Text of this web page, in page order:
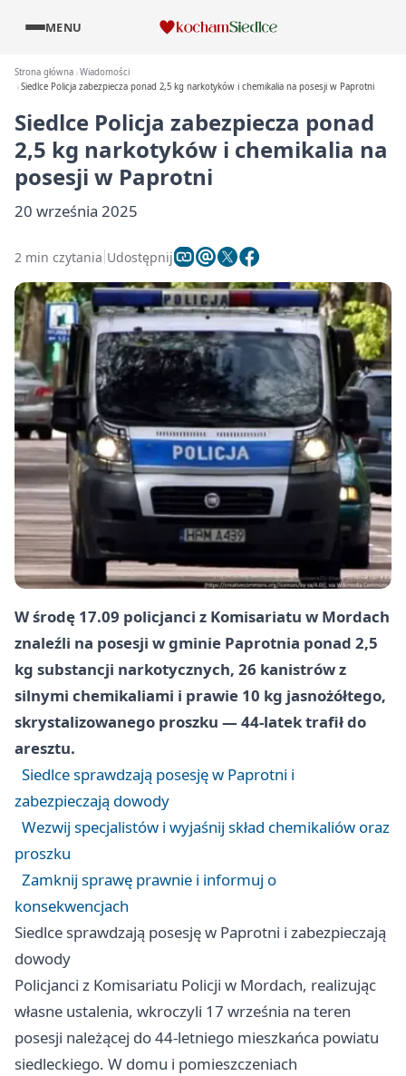
MENU
Strona główna Wiadomości
Siedlce Policja zabezpiecza ponad 2,5 kg narkotyków i chemikalia na posesji w Paprotni
Siedlce Policja zabezpiecza ponad
2,5 kg narkotyków i chemikalia na
posesji w Paprotni
20 września 2025
2 min czytania Udostępnij
W środę 17.09 policjanci z Komisariatu w Mordach
znaleźli na posesji w gminie Paprotnia ponad 2,5
kg substancji narkotycznych, 26 kanistrów z
silnymi chemikaliami i prawie 10 kg jasnożółtego,
skrystalizowanego proszku — 44-latek trafił do
aresztu.
Siedlce sprawdzają posesję w Paprotni i
zabezpieczają dowody
Wezwij specjalistów i wyjaśnij skład chemikaliów oraz
proszku
Zamknij sprawę prawnie i informuj o
konsekwencjach
Siedlce sprawdzają posesję w Paprotni i zabezpieczają
dowody
Policjanci z Komisariatu Policji w Mordach, realizując
własne ustalenia, wkroczyli 17 września na teren
posesji należącej do 44-letniego mieszkańca powiatu
siedleckiego. W domu i pomieszczeniach